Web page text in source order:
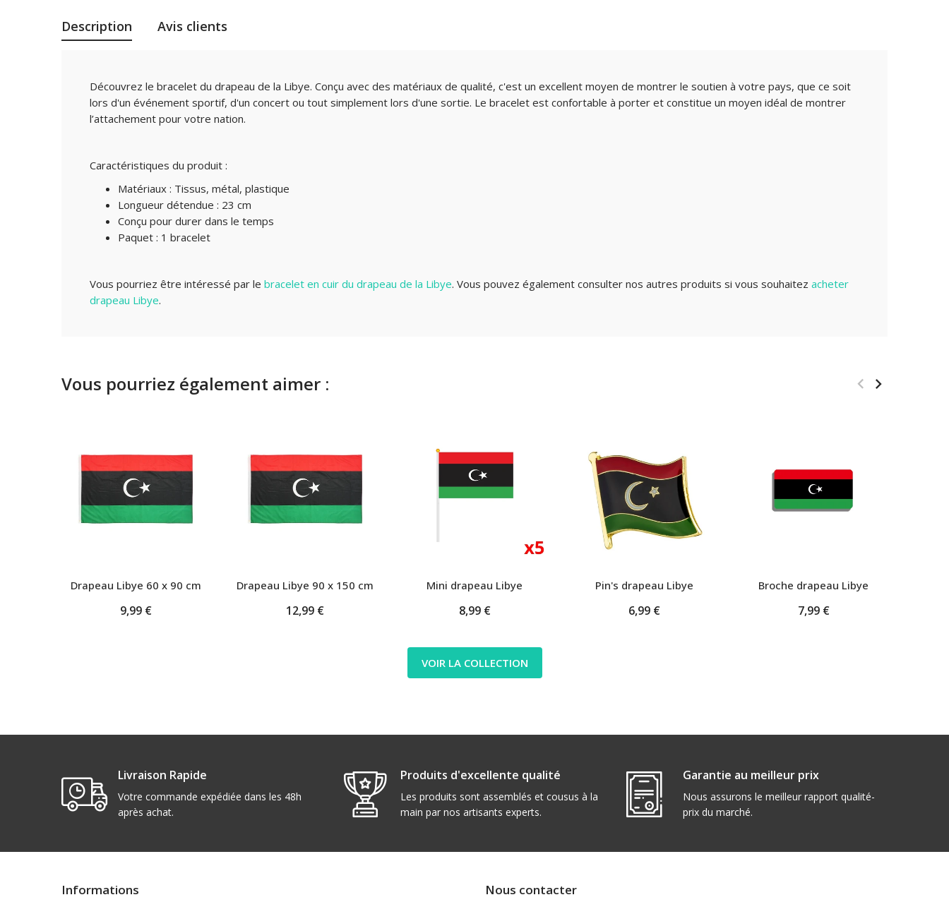
Description Avis clients
Découvrez le bracelet du drapeau de la Libye. Conçu avec des matériaux de qualité, c'est un excellent moyen de montrer le soutien à votre pays, que ce soit
lors d'un événement sportif, d'un concert ou tout simplement lors d'une sortie. Le bracelet est confortable à porter et constitue un moyen idéal de montrer
l’attachement pour votre nation.
Caractéristiques du produit :
Matériaux : Tissus, métal, plastique
Longueur détendue : 23 cm
Conçu pour durer dans le temps
Paquet : 1 bracelet
Vous pourriez être intéressé par le bracelet en cuir du drapeau de la Libye. Vous pouvez également consulter nos autres produits si vous souhaitez acheter
drapeau Libye.
Vous pourriez également aimer :
Drapeau Libye 60 x 90 cm
9,99 €
Drapeau Libye 90 x 150 cm
12,99 €
Mini drapeau Libye
8,99 €
Pin's drapeau Libye
6,99 €
Broche drapeau Libye
7,99 €
VOIR LA COLLECTION
Livraison Rapide
Votre commande expédiée dans les 48h
après achat.
Produits d'excellente qualité
Les produits sont assemblés et cousus à la
main par nos artisants experts.
Garantie au meilleur prix
Nous assurons le meilleur rapport qualité-
prix du marché.
Informations Nous contacter